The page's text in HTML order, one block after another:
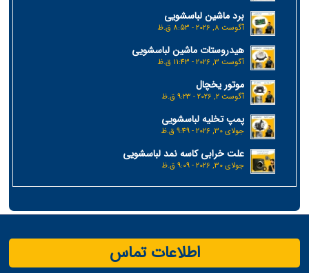
برد ماشین لباسشویی
آگوست 8, 2026 - 8:53 ق.ظ
هیدروستات ماشین لباسشویی
آگوست 3, 2026 - 11:43 ق.ظ
موتور یخچال
آگوست 2, 2026 - 9:23 ق.ظ
پمپ تخلیه لباسشویی
جولای 30, 2026 - 9:49 ق.ظ
علت خرابی کاسه نمد لباسشویی
جولای 30, 2026 - 9:09 ق.ظ
اطلاعات تماس